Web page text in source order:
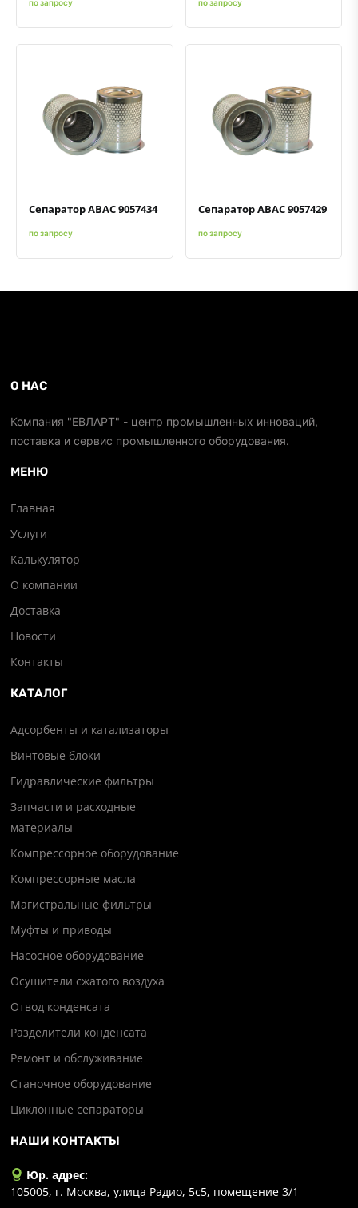
по запросу по запросу
Быстрый просмотрДобавить к сравнению
Добавить в избранное
Сепаратор ABAC 9057434
по запросу
Быстрый просмотрДобавить к сравнению
Добавить в избранное
Сепаратор ABAC 9057429
по запросу
О НАС
Компания "ЕВЛАРТ" - центр промышленных инноваций,
поставка и сервис промышленного оборудования.
МЕНЮ
Главная
Услуги
Калькулятор
О компании
Доставка
Новости
Контакты
КАТАЛОГ
Адсорбенты и катализаторы
Винтовые блоки
Гидравлические фильтры
Запчасти и расходные
материалы
Компрессорное оборудование
Компрессорные масла
Магистральные фильтры
Муфты и приводы
Насосное оборудование
Осушители сжатого воздуха
Отвод конденсата
Разделители конденсата
Ремонт и обслуживание
Станочное оборудование
Циклонные сепараторы
НАШИ КОНТАКТЫ
Юр. адрес:
105005, г. Москва, улица Радио, 5с5, помещение 3/1